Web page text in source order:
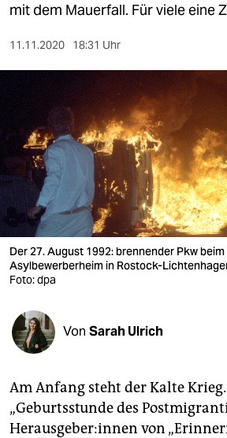
sport
nord
wahrheit
verlag
verlag
veranstaltungen
fragen & hilfe
abo
genossenschaft
mit dem Mauerfall. Für viele eine
11.11.2020 18:31 Uhr
Der 27. August 1992: brennender Pkw
Asylbewerberheim in Rostock-
Foto: dpa
Von Sarah Ulrich
Am Anfang steht der Kalte
„Geburtsstunde des
Heraus­gebe­r:in­nen von